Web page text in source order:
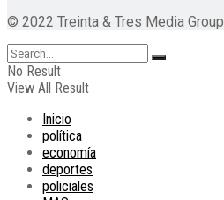
© 2022 Treinta & Tres Media Group
No Result
View All Result
Inicio
política
economía
deportes
policiales